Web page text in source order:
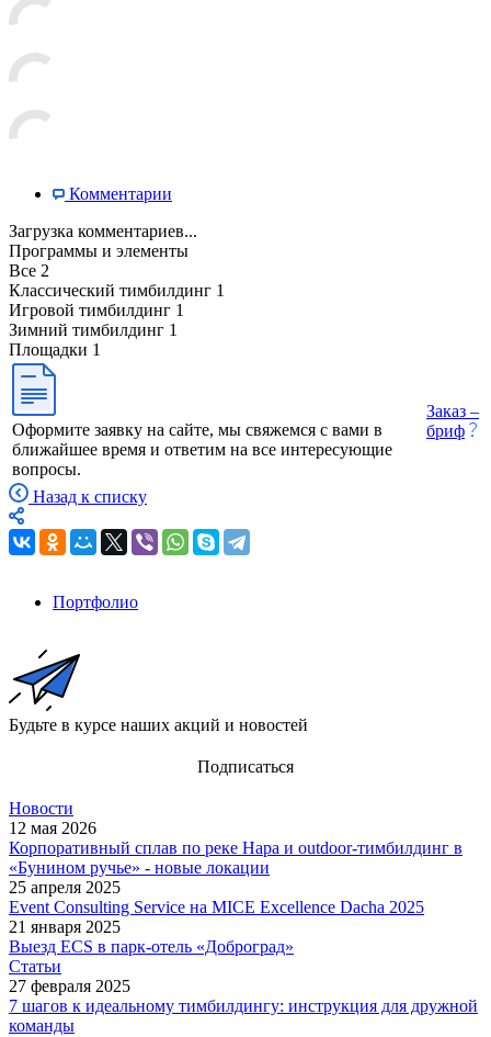
Комментарии
Загрузка комментариев...
Программы и элементы
Все 2
Классический тимбилдинг 1
Игровой тимбилдинг 1
Зимний тимбилдинг 1
Площадки 1
Оформите заявку на сайте, мы свяжемся с вами в
ближайшее время и ответим на все интересующие
вопросы.
Заказ –
бриф
Назад к списку
Портфолио
Будьте в курсе наших акций и новостей
Подписаться
Новости
12 мая 2026
Корпоративный сплав по реке Нара и outdoor-тимбилдинг в
«Бунином ручье» - новые локации
25 апреля 2025
Event Consulting Service на MICE Excellence Dacha 2025
21 января 2025
Выезд ECS в парк-отель «Доброград»
Статьи
27 февраля 2025
7 шагов к идеальному тимбилдингу: инструкция для дружной
команды